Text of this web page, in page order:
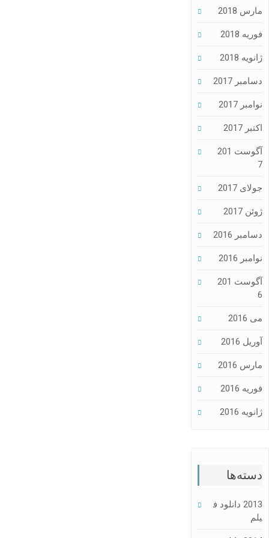
مارس 2018
فوریه 2018
ژانویه 2018
دسامبر 2017
نوامبر 2017
اکتبر 2017
آگوست 201
7
جولای 2017
ژوئن 2017
دسامبر 2016
نوامبر 2016
آگوست 201
6
می 2016
آوریل 2016
مارس 2016
فوریه 2016
ژانویه 2016
دسته‌ها
2013 دانلود ف
یلم